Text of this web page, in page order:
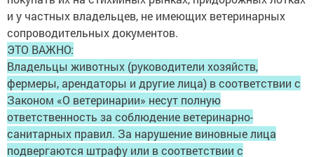
и у частных владельцев, не имеющих ветеринарных
сопроводительных документов.
ЭТО ВАЖНО:
Владельцы животных (руководители хозяйств,
фермеры, арендаторы и другие лица) в соответствии с
Законом «О ветеринарии» несут полную
ответственность за соблюдение ветеринарно-
санитарных правил. За нарушение виновные лица
подвергаются штрафу или в соответствии с